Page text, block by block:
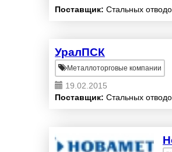
промысловых
Поставщик: Стальных
УралПСК
Металлоторговые компании
19.02.2015
Поставщик: Стальных